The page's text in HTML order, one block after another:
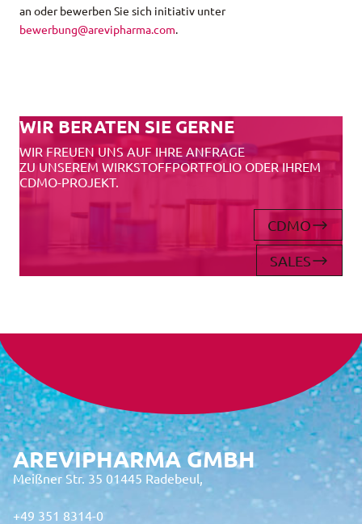
an oder bewerben Sie sich initiativ unter
bewerbung@arevipharma.com.
WIR BERATEN SIE GERNE
WIR FREUEN UNS AUF IHRE ANFRAGE
ZU UNSEREM WIRKSTOFFPORTFOLIO ODER IHREM
CDMO-PROJEKT.
CDMO
SALES
AREVIPHARMA GMBH
Meißner Str. 35 01445 Radebeul,
+49 351 8314-0